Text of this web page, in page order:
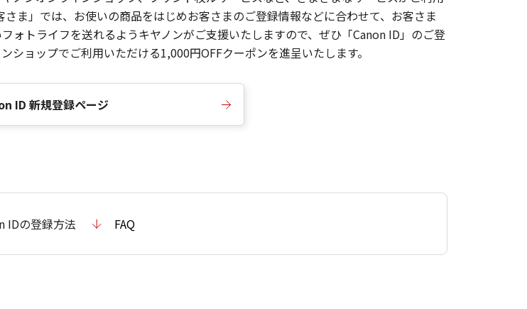
ま」では、お使いの商品をはじめお客さまのご登録情報などに合わせて、お客さま
ォトライフを送れるようキヤノンがご支援いたしますので、ぜひ「Canon ID」のご登
ョップでご利用いただける1,000円OFFクーポンを進呈いたします。
ID 新規登録ページ
IDの登録方法 FAQ